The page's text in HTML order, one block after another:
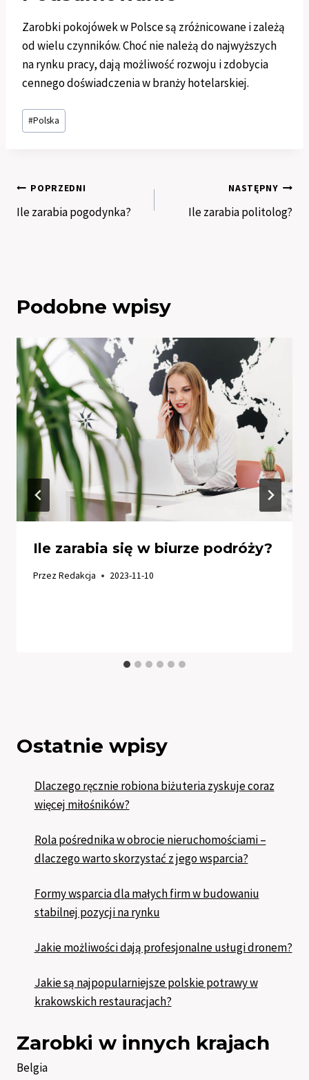
Zarobki pokojówek w Polsce są zróżnicowane i zależą
od wielu czynników. Choć nie należą do najwyższych
na rynku pracy, dają możliwość rozwoju i zdobycia
cennego doświadczenia w branży hotelarskiej.
Tagi
wpisu:
#Polska
Nawigacja
wpisu
POPRZEDNI
Ile zarabia pogodynka?
NASTĘPNY
Ile zarabia politolog?
Podobne wpisy
Ile zarabia się w biurze podróży?
PrzezRedakcja 2023-11-10
Ostatnie wpisy
Dlaczego ręcznie robiona biżuteria zyskuje coraz
więcej miłośników?
Rola pośrednika w obrocie nieruchomościami –
dlaczego warto skorzystać z jego wsparcia?
Formy wsparcia dla małych firm w budowaniu
stabilnej pozycji na rynku
Jakie możliwości dają profesjonalne usługi dronem?
Jakie są najpopularniejsze polskie potrawy w
krakowskich restauracjach?
Zarobki w innych krajach
Belgia